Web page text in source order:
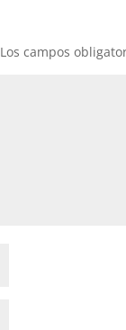
Los campos